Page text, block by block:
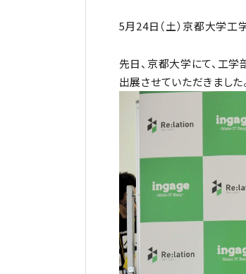
5月24日（土）京都大学工
先日、京都大学にて、工
出展させていただきました